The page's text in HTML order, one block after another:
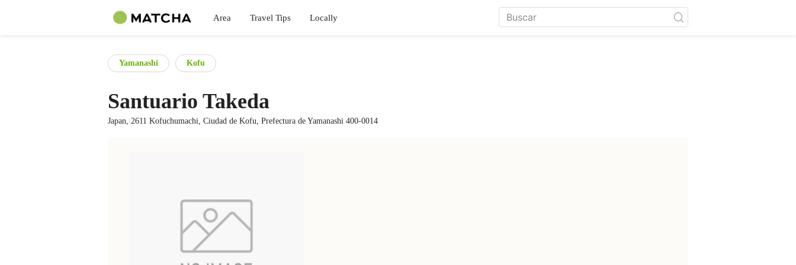
Area Travel Tips Locally
Yamanashi Kofu
Santuario Takeda
Japan, 2611 Kofuchumachi, Ciudad de Kofu, Prefectura de Yamanashi 400-0014